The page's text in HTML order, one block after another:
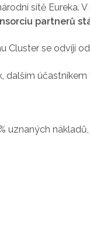
sítě Eureka.
partnerů
Cluster se odvíjí
dalším